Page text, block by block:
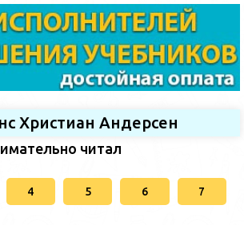
Христиан Андерсен
читал
4 5 6 7